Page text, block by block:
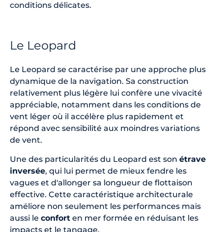
conditions délicates.
Le Leopard
Le Leopard se caractérise par une approche plus
dynamique de la navigation. Sa construction
relativement plus légère lui confère une vivacité
appréciable, notamment dans les conditions de
vent léger où il accélère plus rapidement et
répond avec sensibilité aux moindres variations
de vent.
Une des particularités du Leopard est son étrave
inversée, qui lui permet de mieux fendre les
vagues et d'allonger sa longueur de flottaison
effective. Cette caractéristique architecturale
améliore non seulement les performances mais
aussi le confort en mer formée en réduisant les
impacts et le tangage.